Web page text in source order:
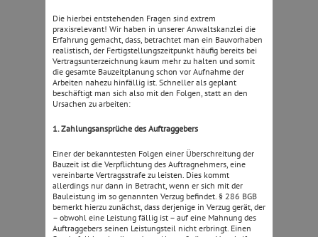
Die hierbei entstehenden Fragen sind extrem
praxisrelevant! Wir haben in unserer Anwaltskanzlei die
Erfahrung gemacht, dass, betrachtet man ein Bauvorhaben
realistisch, der Fertigstellungszeitpunkt häufig bereits bei
Vertragsunterzeichnung kaum mehr zu halten und somit
die gesamte Bauzeitplanung schon vor Aufnahme der
Arbeiten nahezu hinfällig ist. Schneller als geplant
beschäftigt man sich also mit den Folgen, statt an den
Ursachen zu arbeiten:
1. Zahlungsansprüche des Auftraggebers
Einer der bekanntesten Folgen einer Überschreitung der
Bauzeit ist die Verpflichtung des Auftragnehmers, eine
vereinbarte Vertragsstrafe zu leisten. Dies kommt
allerdings nur dann in Betracht, wenn er sich mit der
Bauleistung im so genannten Verzug befindet. § 286 BGB
bemerkt hierzu zunächst, dass derjenige in Verzug gerät, der
– obwohl eine Leistung fällig ist – auf eine Mahnung des
Auftraggebers seinen Leistungsteil nicht erbringt. Einen